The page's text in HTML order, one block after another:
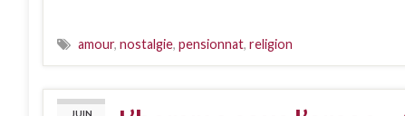
amour, nostalgie, pensionnat, religion
JUIN